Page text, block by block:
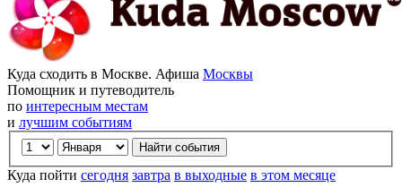
Куда сходить в Москве. Афиша Москвы
Помощник и путеводитель
по интересным местам
и лучшим событиям
Куда пойти сегодня завтра в выходные в этом месяце